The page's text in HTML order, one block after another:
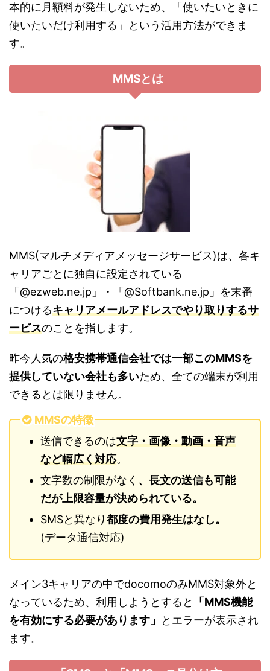
本的に月額料が発生しないため、「使いたいときに
使いたいだけ利用する」という活用方法ができま
す。
MMSとは
MMS(マルチメディアメッセージサービス)は、各キ
ャリアごとに独自に設定されている
「@ezweb.ne.jp」・「@Softbank.ne.jp」を末番
につけるキャリアメールアドレスでやり取りするサ
ービスのことを指します。
昨今人気の格安携帯通信会社では一部このMMSを
提供していない会社も多いため、全ての端末が利用
できるとは限りません。
MMSの特徴
送信できるのは文字・画像・動画・音声
など幅広く対応。
文字数の制限がなく 、長文の送信も可能
だが上限容量が決められている。
SMSと異なり都度の費用発生はなし。
(データ通信対応)
メイン3キャリアの中でdocomoのみMMS対象外と
なっているため、利用しようとすると
「MMS機能
を有効にする必要があります」
とエラーが表示され
ます。